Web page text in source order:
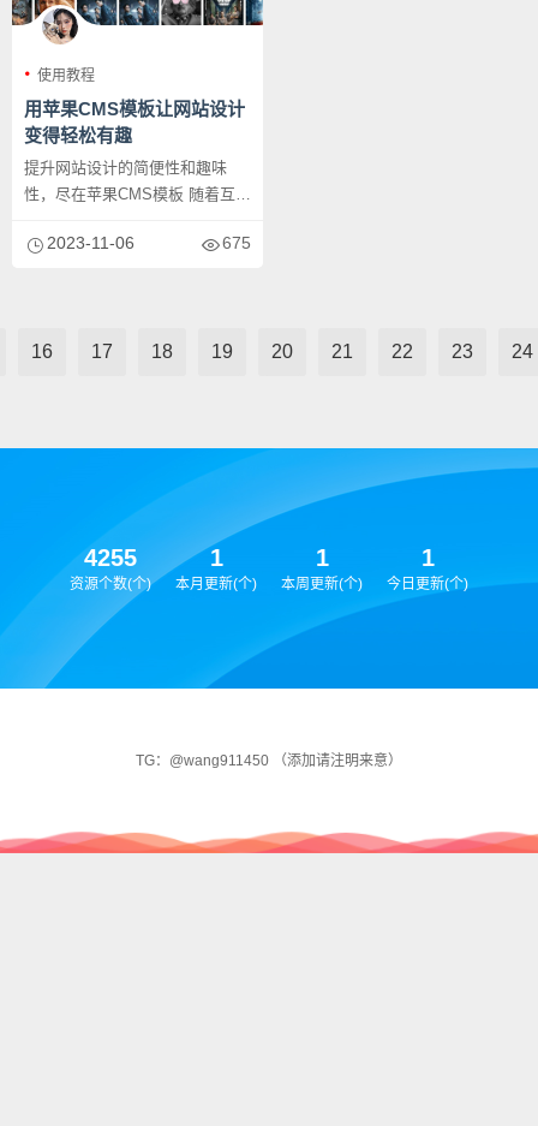
使用教程
用苹果CMS模板让网站设计
变得轻松有趣
提升网站设计的简便性和趣味
性，尽在苹果CMS模板 随着互联
获...2023-11-06 675
16 17 18 19 20 21 22 23 24
4255
资源个数(个)
1
本月更新(个)
1
本周更新(个)
1
今日更新(个)
TG：@wang911450 （添加请注明来意）